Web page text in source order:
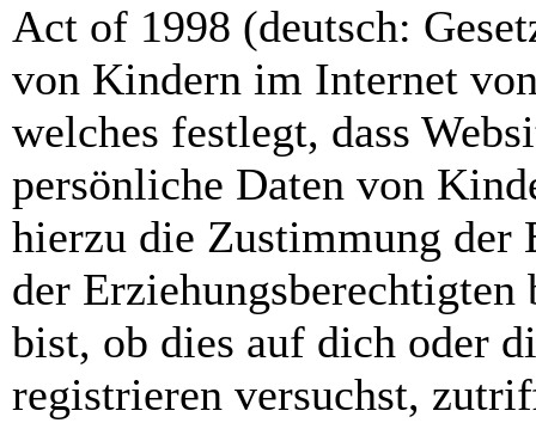
Act of 1998 (deutsch:
von Kindern im Internet
welches festlegt, dass
persönliche Daten von
hierzu die Zustimmung der
der
bist, ob dies auf dich oder
registrieren versuchst,